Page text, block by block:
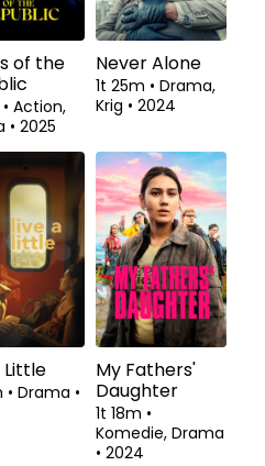
of the
• Action,
• 2025
Never Alone
1t 25m • Drama,
Krig • 2024
Little
• Drama •
My Fathers'
Daughter
1t 18m •
Komedie, Drama
• 2024